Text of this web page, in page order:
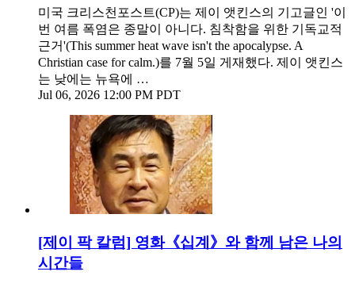
미국 크리스천포스트(CP)는 제이 앳킨스의 기고글인 '이
번 여름 폭염은 종말이 아니다. 침착함을 위한 기독교적
근거'(This summer heat wave isn't the apocalypse. A
Christian case for calm.)를 7월 5일 게재했다. 제이 앳킨스
는 낮에는 뉴욕에 …
Jul 06, 2026 12:00 PM PDT
[제이 팍 칼럼] 영화《십계》와 함께 남은 나의
시간들